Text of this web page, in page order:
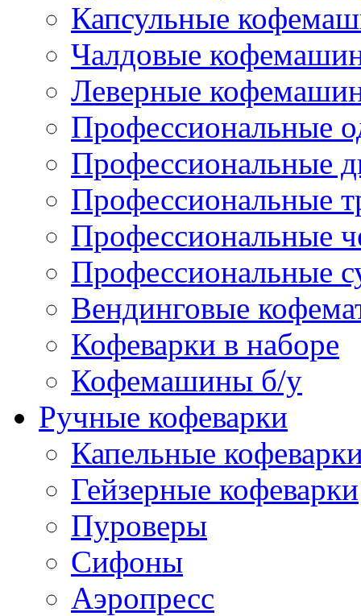
Капсульные
Чалдовые
Леверные
Профессиональные
Профессиональные
Профессиональные
Профессиональные
Профессиональные
Вендинговые
Кофеварки в наборе
Кофемашины б/у
Ручные кофеварки
Капельные
Гейзерные кофеварки
Пуроверы
Сифоны
Аэропресс